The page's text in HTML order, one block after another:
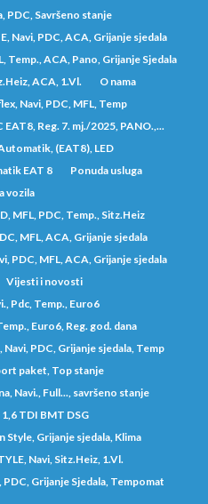
PDC, Savršeno stanje
Navi, PDC, ACA, Grijanje sjedala
Temp., ACA, Pano, Grijanje Sjedala
ACA, 1.Vl.
O nama
Navi, PDC, MFL, Temp
Reg. 7. mj./2025, PANO.,...
(EAT8), LED
EAT 8
Ponuda usluga
vozila
MFL, PDC, Temp., Sitz.Heiz
MFL, ACA, Grijanje sjedala
PDC, MFL, ACA, Grijanje sjedala
Vijesti i novosti
Pdc, Temp., Euro6
Euro6, Reg. god. dana
PDC, Grijanje sjedala, Temp
paket, Top stanje
Navi., Full..., savršeno stanje
TDI BMT DSG
Grijanje sjedala, Klima
Navi, Sitz.Heiz, 1.Vl.
Grijanje Sjedala, Tempomat